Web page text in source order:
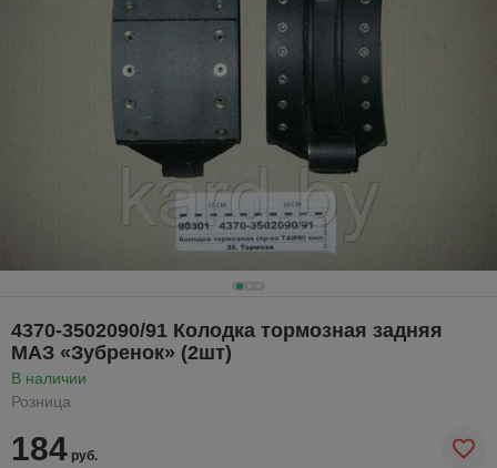
4370-3502090/91 Колодка тормозная задняя
МАЗ «Зубренок» (2шт)
В наличии
Розница
184 руб.